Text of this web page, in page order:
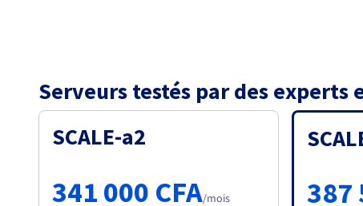
Serveurs testés par des
SCALE-a2
341 000 CFA/mois
387